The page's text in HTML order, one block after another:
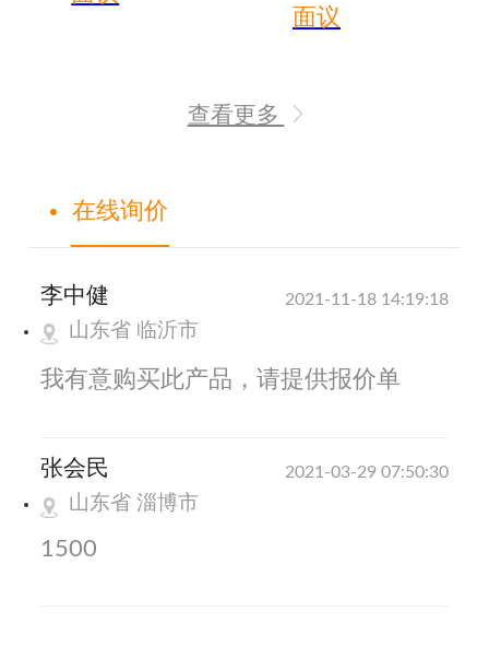
面议
查看更多
在线询价
李中健 2021-11-18 14:19:18
山东省 临沂市
我有意购买此产品，请提供报价单
张会民 2021-03-29 07:50:30
山东省 淄博市
1500